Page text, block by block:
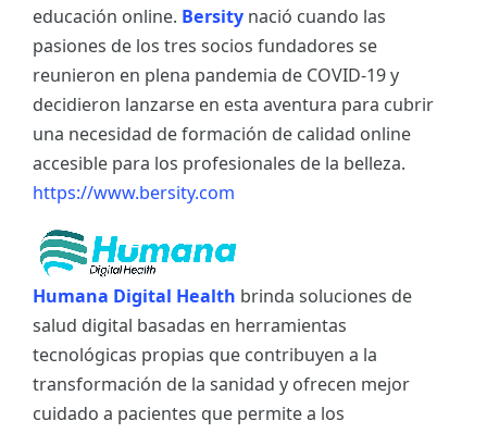
educación online. Bersity nació cuando las
pasiones de los tres socios fundadores se
reunieron en plena pandemia de COVID-19 y
decidieron lanzarse en esta aventura para cubrir
una necesidad de formación de calidad online
accesible para los profesionales de la belleza.
https://www.bersity.com
Humana Digital Health brinda soluciones de
salud digital basadas en herramientas
tecnológicas propias que contribuyen a la
transformación de la sanidad y ofrecen mejor
cuidado a pacientes que permite a los